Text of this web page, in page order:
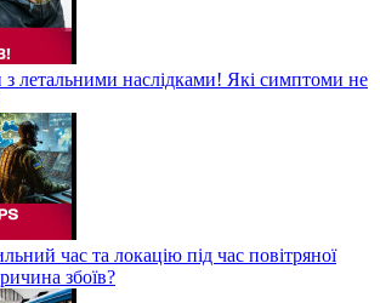
летальними наслідками! Які симптоми не
час та локацію під час повітряної
збоїв?